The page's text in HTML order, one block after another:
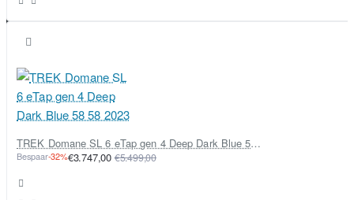
TREK Domane SL 6 eTap gen 4 Deep Dark Blue 58 58 2023
Bespaar-32%€3.747,00 €5.499,00